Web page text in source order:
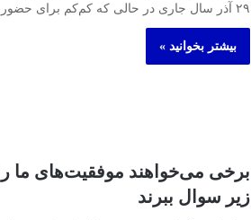
۲۹ آذر سال جاری در حالی که کم‌کم برای حضور…
بیشتر بخوانید »
برخی می‌خواهند موفقیت‌های ما را
زیر سوال ببرند